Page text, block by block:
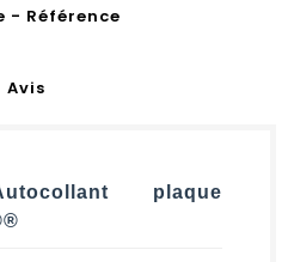
- Référence
Avis
plaque